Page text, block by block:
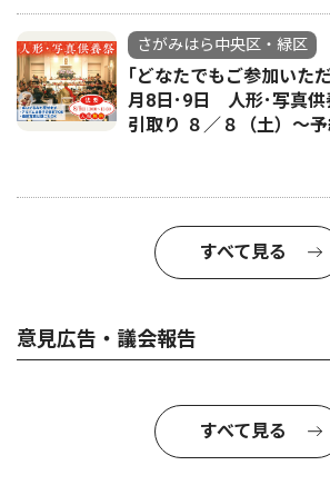
さがみはら中央区・緑区
｢どなたでもご参加いた
月8日･9日 人形･写真
引取り ８／８（土）〜
すべて見る
意見広告・議会報告
すべて見る